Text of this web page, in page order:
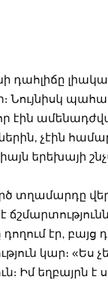
դահլիճը
Նույնիսկ
էին
չէին
երեխայի
տղամարդը վեր
էր, բայց
կար։ «Ես
Իմ եղբայրն է